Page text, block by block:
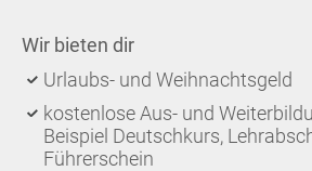
Wir bieten dir
Urlaubs- und Weihnachtsgeld
kostenlose Aus- und
Beispiel Deutschkurs,
Führerschein